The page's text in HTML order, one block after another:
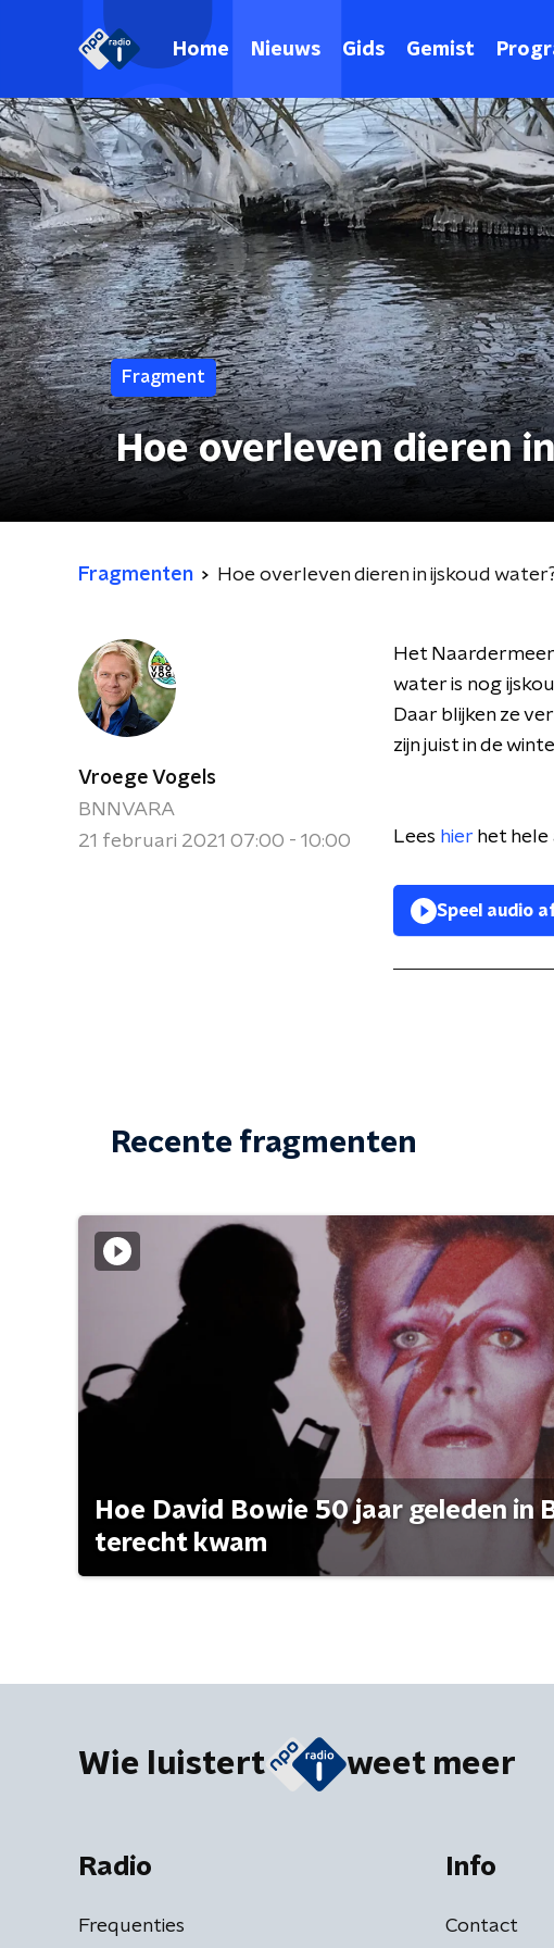
Home Nieuws Gids Gemist
Fragment
Hoe overleven dieren
Fragmenten Hoe overleven dieren in ijskoud
Vroege Vogels
BNNVARA
21 februari 2021 07:00 - 10:00
Het
water is nog
Daar blijken ze
zijn juist in de
Lees hier het
Speel audio
Recente fragmenten
Hoe David Bowie 50 jaar geleden in
terecht kwam
Wie luistert weet meer
Radio
Frequenties
Info
Contact